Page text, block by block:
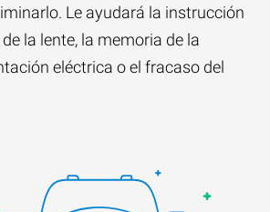
Le ayudará la instrucción
la lente, la memoria de la
eléctrica o el fracaso del